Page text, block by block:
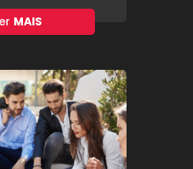
MAIS